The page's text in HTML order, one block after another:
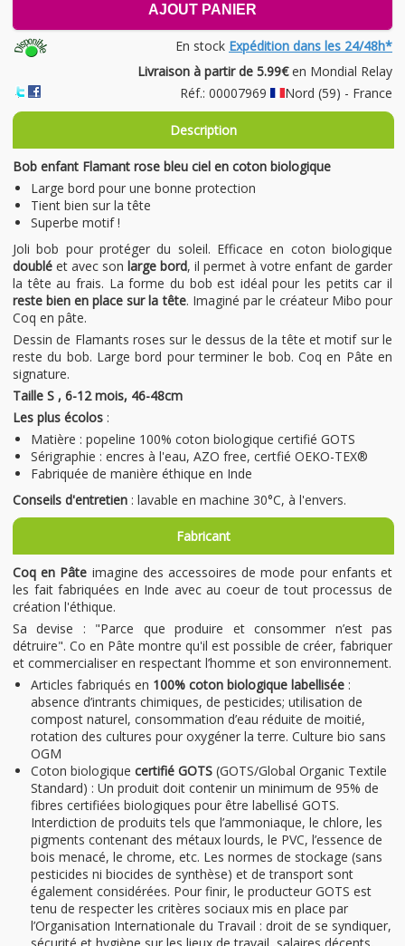
AJOUT PANIER
En stock Expédition dans les 24/48h*
Livraison à partir de 5.99€en Mondial Relay
Réf.: 00007969
Nord (59) - France
Description
Bob enfant Flamant rose bleu ciel en coton biologique
Large bord pour une bonne protection
Tient bien sur la tête
Superbe motif !
Joli bob pour protéger du soleil. Efficace en coton biologique
doublé et avec son large bord, il permet à votre enfant de garder
la tête au frais. La forme du bob est idéal pour les petits car il
reste bien en place sur la tête. Imaginé par le créateur Mibo pour
Coq en pâte.
Dessin de Flamants roses sur le dessus de la tête et motif sur le
reste du bob. Large bord pour terminer le bob. Coq en Pâte en
signature.
Taille S , 6-12 mois, 46-48cm
Les plus écolos :
Matière : popeline 100% coton biologique certifié GOTS
Sérigraphie : encres à l'eau, AZO free, certfié OEKO-TEX®
Fabriquée de manière éthique en Inde
Conseils d'entretien : lavable en machine 30°C, à l'envers.
Fabricant
Coq en Pâte imagine des accessoires de mode pour enfants et
les fait fabriquées en Inde avec au coeur de tout processus de
création l'éthique.
Sa devise : "Parce que produire et consommer n’est pas
détruire". Co en Pâte montre qu'il est possible de créer, fabriquer
et commercialiser en respectant l’homme et son environnement.
Articles fabriqués en 100% coton biologique labellisée :
absence d’intrants chimiques, de pesticides; utilisation de
compost naturel, consommation d’eau réduite de moitié,
rotation des cultures pour oxygéner la terre. Culture bio sans
OGM
Coton biologique certifié GOTS (GOTS/Global Organic Textile
Standard) : Un produit doit contenir un minimum de 95% de
fibres certifiées biologiques pour être labellisé GOTS.
Interdiction de produits tels que l’ammoniaque, le chlore, les
pigments contenant des métaux lourds, le PVC, l’essence de
bois menacé, le chrome, etc. Les normes de stockage (sans
pesticides ni biocides de synthèse) et de transport sont
également considérées. Pour finir, le producteur GOTS est
tenu de respecter les critères sociaux mis en place par
l’Organisation Internationale du Travail : droit de se syndiquer,